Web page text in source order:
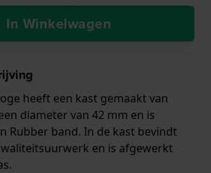
In Winkelwagen
heeft een kast gemaakt van
diameter van 42 mm en is
Rubber band. In de kast bevindt
en is afgewerkt